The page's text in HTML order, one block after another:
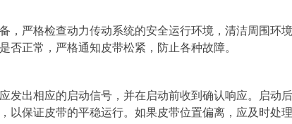
严格检查动力传动系统的安全运行环境，清洁周围环
否正常，严格通知皮带松紧，防止各种故障。
出相应的启动信号，并在启动前收到确认响应。启动
以保证皮带的平稳运行。如果皮带位置偏离，应及时处理